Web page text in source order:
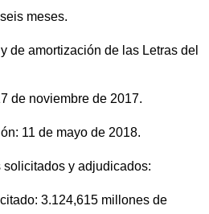
meses.
de amortización de las Letras del
de noviembre de 2017.
11 de mayo de 2018.
solicitados y adjudicados:
3.124,615 millones de